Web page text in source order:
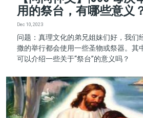
用的祭台，有哪些意义
Dec 10, 2023
问题：真理文化的弟兄姐妹们好，我们
撒的举行都会使用一些圣物或祭器。其
可以介绍一些关于“祭台”的意义吗？